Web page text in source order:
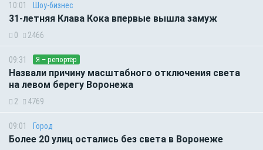
10:01 Шоу-бизнес
31-летняя Клава Кока впервые вышла замуж
0 2466
09:31 Я – репортёр
Назвали причину масштабного отключения света
на левом берегу Воронежа
2 4769
09:01 Город
Более 20 улиц остались без света в Воронеже